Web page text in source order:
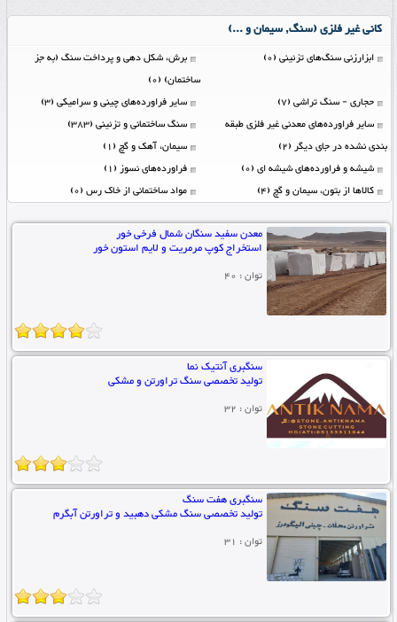
کانی غیر فلزی (سنگ, سیمان و ...)
ابزارزنی سنگ‌های تزئینی (0)
برش، شکل دهی و پرداخت سنگ (به جز
ساختمان) (0)
حجاری - سنگ تراشی (7)
سایر فراورده‌های چینی و سرامیکی (3)
سایر فراورده‌های معدنی غیر فلزی طبقه
بندی نشده در جای دیگر (2)
سنگ ساختمانی و تزئینی (383)
سیمان، آهک و گچ (1)
شیشه و فراورده‌های شیشه ای (0)
فراورده‌های نسوز (1)
کالاها از بتون، سیمان و گچ (4)
مواد ساختمانی از خاک رس (0)
معدن سفید سنگان شمال فرخی خور
استخراج کوپ مرمریت و لایم استون خور
توان : 40
سنگبری آنتیک نما
تولید تخصصی سنگ تراورتن و مشکی
توان : 32
سنگبری هفت سنگ
تولید تخصصی سنگ مشکی دهبید و تراورتن آبگرم
توان : 31